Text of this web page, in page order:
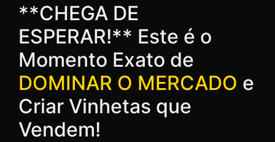
**CHEGA DE
ESPERAR!** Este é o
Momento Exato de
DOMINAR O MERCADO e
Criar Vinhetas que
Vendem!